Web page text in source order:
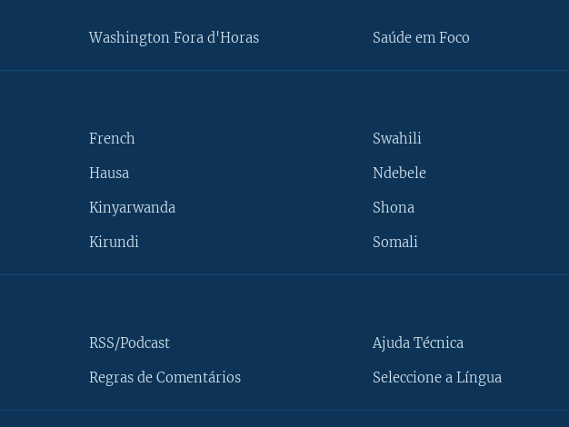
Washington Fora d'Horas Saúde em Foco
French
Hausa
Kinyarwanda
Kirundi
Swahili
Ndebele
Shona
Somali
RSS/Podcast
Regras de Comentários
Ajuda Técnica
Seleccione a Língua